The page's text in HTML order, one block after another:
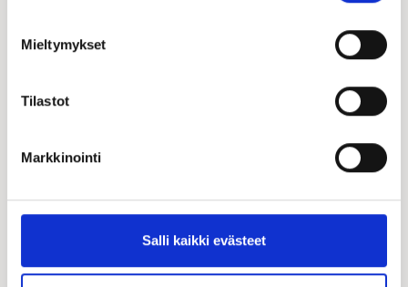
Mieltymykset
Tilastot
Markkinointi
Salli kaikki evästeet
Kastelli-talot ja LapWall Oyj
strategiseen kumppanuuteen
KW-Componentin elementtiliiketoiminnan